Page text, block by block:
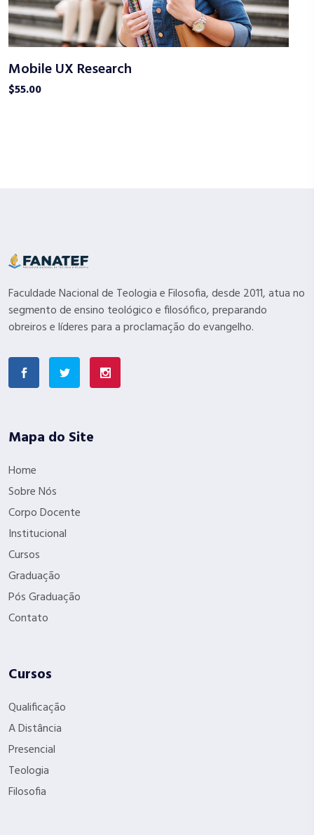
Mobile UX Research
$55.00
Faculdade Nacional de Teologia e Filosofia, desde 2011, atua no
segmento de ensino teológico e filosófico, preparando
obreiros e líderes para a proclamação do evangelho.
Mapa do Site
Home
Sobre Nós
Corpo Docente
Institucional
Cursos
Graduação
Pós Graduação
Contato
Cursos
Qualificação
A Distância
Presencial
Teologia
Filosofia